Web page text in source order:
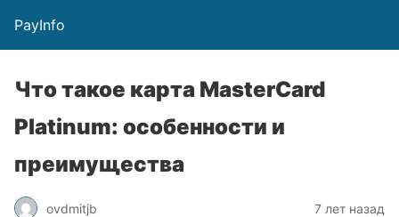
PayInfo
Что такое карта MasterCard
Platinum: особенности и
преимущества
ovdmitjb 7 лет назад